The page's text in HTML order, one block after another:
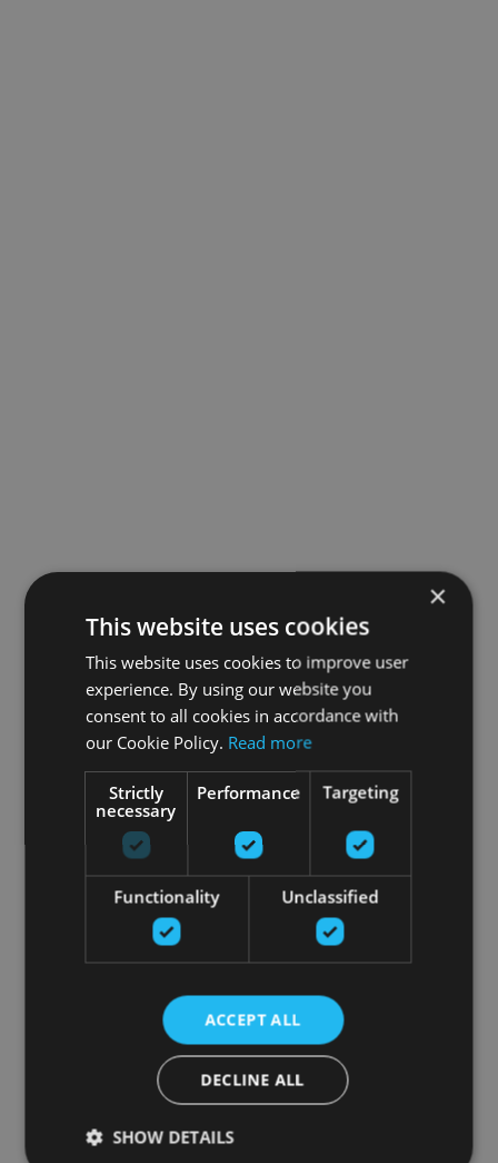
×
This website uses cookies
This website uses cookies to improve user
experience. By using our website you
consent to all cookies in accordance with
our Cookie Policy. Read more
Strictly
necessary
Performance Targeting
Functionality Unclassified
ACCEPT ALL
DECLINE ALL
SHOW DETAILS